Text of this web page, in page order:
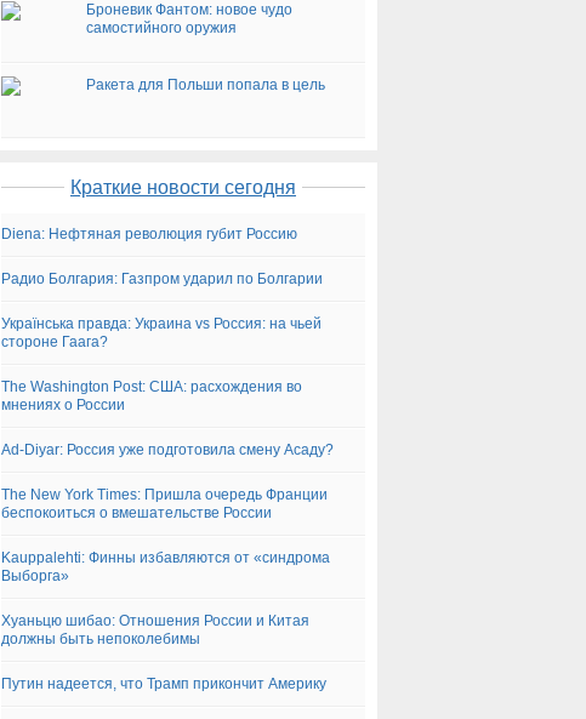
Броневик Фантом: новое чудо
самостийного оружия
Ракета для Польши попала в цель
Краткие новости сегодня
Diena: Нефтяная революция губит Россию
Радио Болгария: Газпром ударил по Болгарии
Українська правда: Украина vs Россия: на чьей
стороне Гаага?
The Washington Post: США: расхождения во
мнениях о России
Ad-Diyar: Россия уже подготовила смену Асаду?
The New York Times: Пришла очередь Франции
беспокоиться о вмешательстве России
Kauppalehti: Финны избавляются от «синдрома
Выборга»
Хуаньцю шибао: Отношения России и Китая
должны быть непоколебимы
Путин надеется, что Трамп прикончит Америку